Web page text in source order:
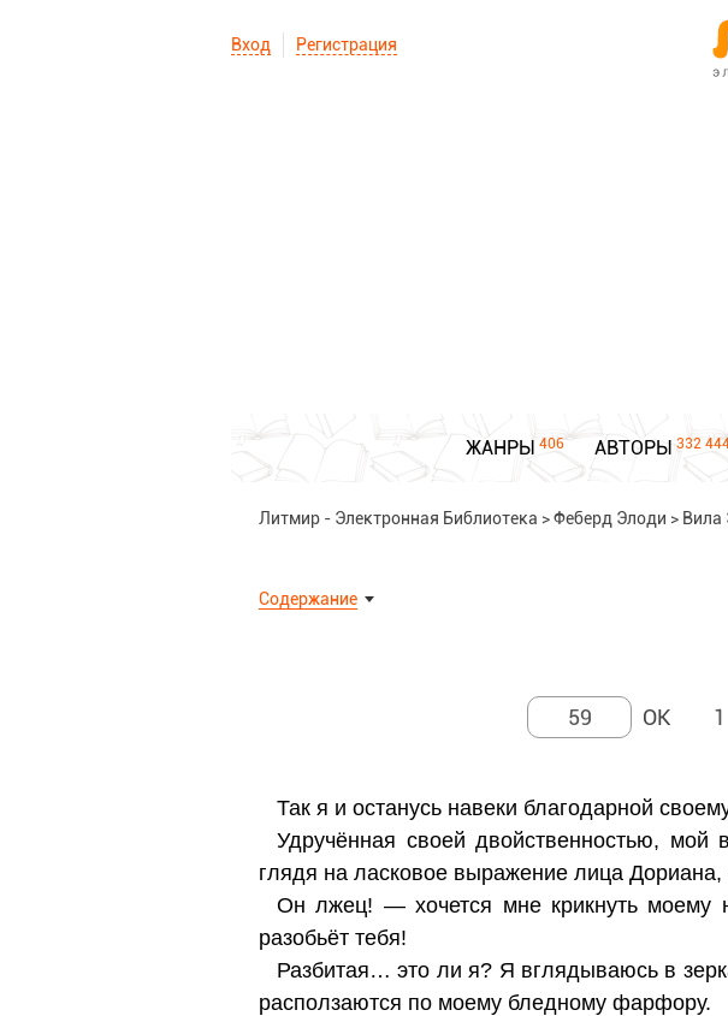
Вход Регистрация
ЖАНРЫ 406 АВТОРЫ 332
Литмир - Электронная Библиотека >Феберд Элоди > Вила
Содержание
1
Так я и останусь навеки благодарной
Удручённая своей двойственностью,
глядя на ласковое выражение лица
Он лжец! — хочется мне крикнуть моему
разобьёт тебя!
Разбитая… это ли я? Я вглядываюсь в
расползаются по моему бледному фарфору.